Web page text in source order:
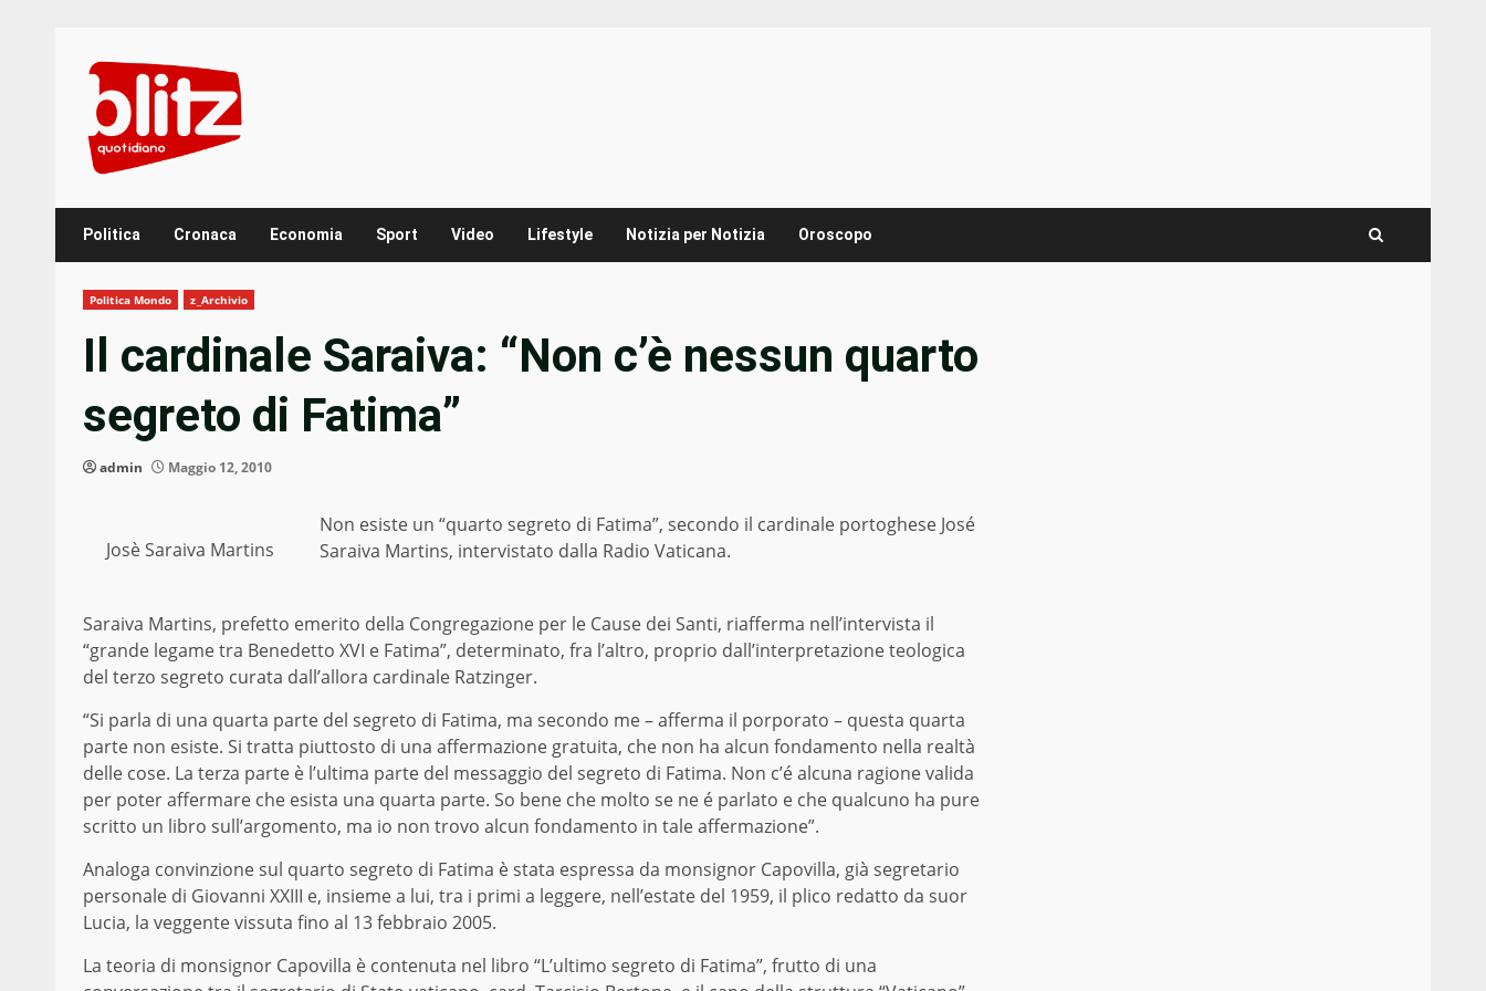
content
Politica Cronaca Economia Sport Video Lifestyle Notizia per Notizia Oroscopo
Politica Mondo z_Archivio
Il cardinale Saraiva: “Non c’è nessun quarto
segreto di Fatima”
admin Maggio 12, 2010
Josè Saraiva Martins
Non esiste un “quarto segreto di Fatima”, secondo il cardinale portoghese José
Saraiva Martins, intervistato dalla Radio Vaticana.
Saraiva Martins, prefetto emerito della Congregazione per le Cause dei Santi, riafferma nell’intervista il
“grande legame tra Benedetto XVI e Fatima”, determinato, fra l’altro, proprio dall’interpretazione teologica
del terzo segreto curata dall’allora cardinale Ratzinger.
“Si parla di una quarta parte del segreto di Fatima, ma secondo me – afferma il porporato – questa quarta
parte non esiste. Si tratta piuttosto di una affermazione gratuita, che non ha alcun fondamento nella realtà
delle cose. La terza parte è l’ultima parte del messaggio del segreto di Fatima. Non c’é alcuna ragione valida
per poter affermare che esista una quarta parte. So bene che molto se ne é parlato e che qualcuno ha pure
scritto un libro sull’argomento, ma io non trovo alcun fondamento in tale affermazione”.
Analoga convinzione sul quarto segreto di Fatima è stata espressa da monsignor Capovilla, già segretario
personale di Giovanni XXIII e, insieme a lui, tra i primi a leggere, nell’estate del 1959, il plico redatto da suor
Lucia, la veggente vissuta fino al 13 febbraio 2005.
La teoria di monsignor Capovilla è contenuta nel libro “L’ultimo segreto di Fatima”, frutto di una